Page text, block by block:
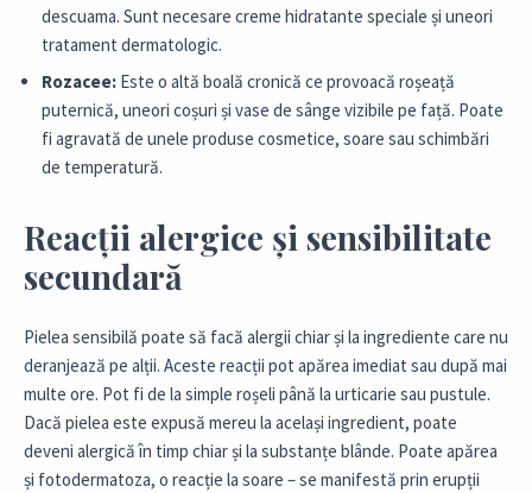
descuama. Sunt necesare creme hidratante speciale și uneori
tratament dermatologic.
Rozacee: Este o altă boală cronică ce provoacă roșeață
puternică, uneori coșuri și vase de sânge vizibile pe față. Poate
fi agravată de unele produse cosmetice, soare sau schimbări
de temperatură.
Reacții alergice și sensibilitate
secundară
Pielea sensibilă poate să facă alergii chiar și la ingrediente care nu
deranjează pe alții. Aceste reacții pot apărea imediat sau după mai
multe ore. Pot fi de la simple roșeli până la urticarie sau pustule.
Dacă pielea este expusă mereu la același ingredient, poate
deveni alergică în timp chiar și la substanțe blânde. Poate apărea
și fotodermatoza, o reacție la soare – se manifestă prin erupții